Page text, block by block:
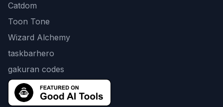
Catdom
Toon Tone
Wizard Alchemy
taskbarhero
gakuran codes